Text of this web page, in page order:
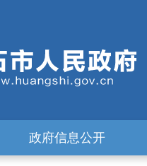
政府信息公开